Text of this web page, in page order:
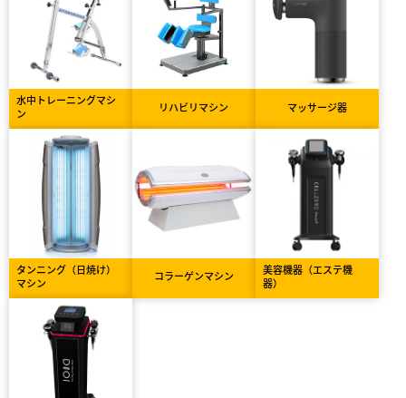
水中トレーニングマシ
ン
リハビリマシン マッサージ器
タンニング（日焼け）
マシン
コラーゲンマシン
美容機器（エステ機
器）